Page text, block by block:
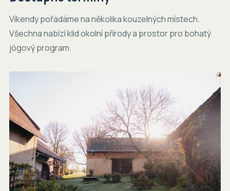
Víkendy pořádáme na několika kouzelných místech.
Všechna nabízí klid okolní přírody a prostor pro bohatý
jógový program.